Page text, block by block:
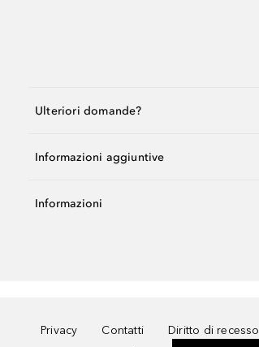
Ulteriori domande?
Informazioni aggiuntive
Informazioni
Privacy Contatti Diritto di recesso